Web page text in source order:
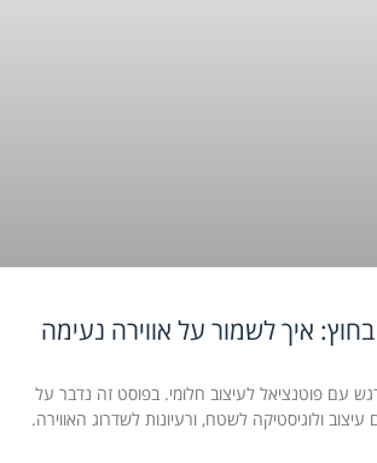
איך לשמור על אווירה נעימה
עם פוטנציאל לעיצוב חלומי. בפוסט זה נדבר על
ולוגיסטיקה לשטח, ורעיונות לשדרוג האווירה.